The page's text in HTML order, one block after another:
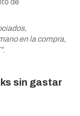
de
en la compra,
.
sin gastar